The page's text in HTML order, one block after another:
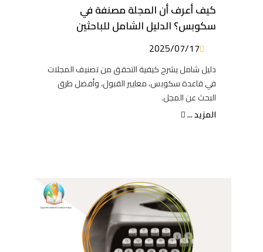
كيف أعرف أن المجلة مصنفة في
سكوبس؟ الدليل الشامل للباحثين
2025/07/17
دليل شامل يشرح كيفية التحقق من تصنيف المجلات
في قاعدة سكوبس، معايير القبول، وأفضل طرق
البحث عن المجل.
المزيد ...